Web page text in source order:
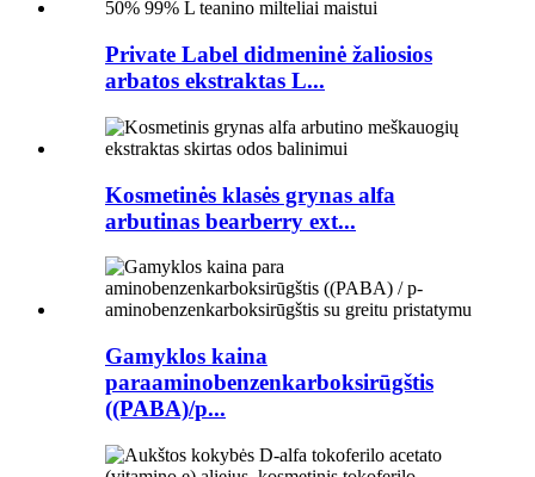
Private Label didmeninė žaliosios
arbatos ekstraktas L...
Kosmetinės klasės grynas alfa
arbutinas bearberry ext...
Gamyklos kaina
paraaminobenzenkarboksirūgštis
((PABA)/p...